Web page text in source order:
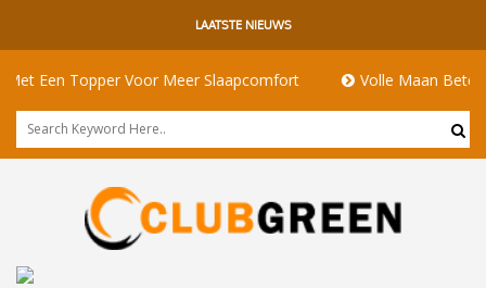
LAATSTE NIEUWS
Topper Voor Meer Slaapcomfort Volle Maan Betekenis: